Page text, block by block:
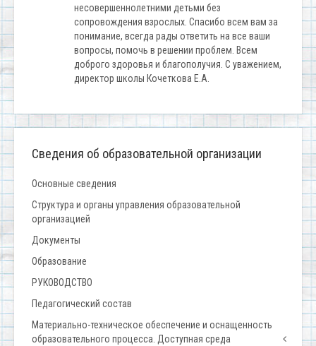
несовершеннолетними детьми без
сопровождения взрослых. Спасибо всем вам за
понимание, всегда рады ответить на все ваши
вопросы, помочь в решении проблем. Всем
доброго здоровья и благополучия. С уважением,
директор школы Кочеткова Е.А.
Сведения об образовательной организации
Основные сведения
Структура и органы управления образовательной
организацией
Документы
Образование
РУКОВОДСТВО
Педагогический состав
Материально-техническое обеспечение и оснащенность
образовательного процесса. Доступная среда